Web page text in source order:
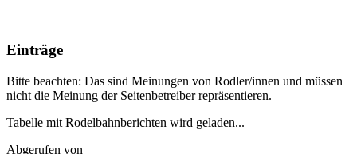
Einträge
Bitte beachten: Das sind Meinungen von Rodler/innen und müssen
nicht die Meinung der Seitenbetreiber repräsentieren.
Tabelle mit Rodelbahnberichten wird geladen...
Abgerufen von